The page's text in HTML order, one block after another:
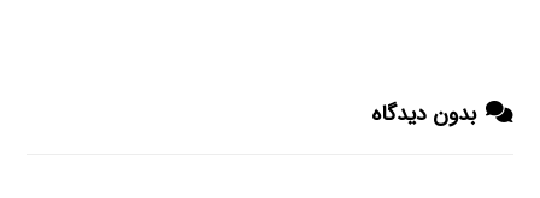
بدون دیدگاه